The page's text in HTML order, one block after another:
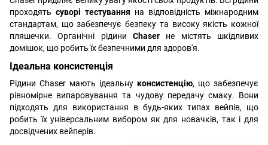
проходять суворі тестування на відповідність міжнародним
стандартам, що забезпечує безпеку та високу якість кожної
пляшечки. Органічні рідини Chaser не містять шкідливих
домішок, що робить їх безпечними для здоров'я.
Ідеальна консистенція
Рідини Chaser мають ідеальну консистенцію, що забезпечує
рівномірне випаровування та чудову передачу смаку. Вони
підходять для використання в будь-яких типах вейпів, що
робить їх універсальним вибором як для новачків, так і для
досвідчених вейперів.